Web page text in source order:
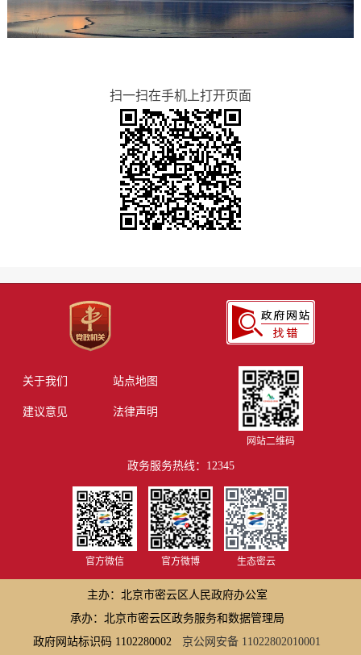
扫一扫在手机上打开页面
关于我们 站点地图
建议意见 法律声明
网站二维码
政务服务热线：12345
官方微信 官方微博 生态密云
主办：北京市密云区人民政府办公室
承办：北京市密云区政务服务和数据管理局
政府网站标识码 1102280002
京公网安备 11022802010001